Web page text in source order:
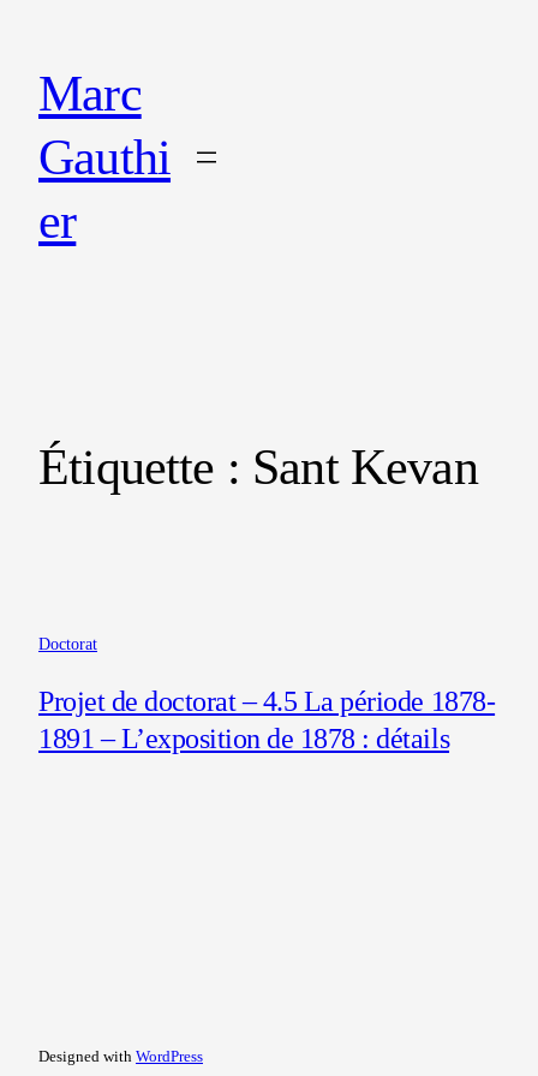
Marc
Gauthi
er
Étiquette : Sant Kevan
Doctorat
Projet de doctorat – 4.5 La période 1878-
1891 – L’exposition de 1878 : détails
Designed with WordPress